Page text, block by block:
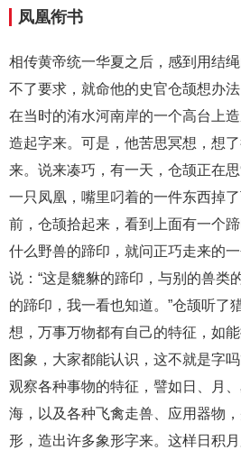
凤凰衔书
相传黄帝统一华夏之后，感到用结
不了要求，就命他的史官仓颉想办
在当时的洧水河南岸的一个高台上
造起字来。可是，他苦思冥想，想
来。说来凑巧，有一天，仓颉正在
一只凤凰，嘴里叼着的一件东西掉
前，仓颉拾起来，看到上面有一个
什么野兽的蹄印，就问正巧走来的
说：“这是貔貅的蹄印，与别的兽类
的蹄印，我一看也知道。”仓颉听了
想，万事万物都有自己的特征，如
图象，大家都能认识，这不就是字
观察各种事物的特征，譬如日、月
海，以及各种飞禽走兽、应用器物
形，造出许多象形字来。这样日积